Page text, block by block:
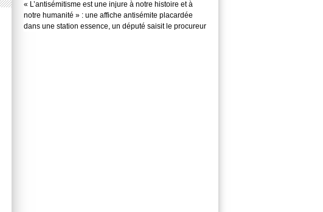
« L’antisémitisme est une injure à notre histoire et à
notre humanité » : une affiche antisémite placardée
dans une station essence, un député saisit le procureur